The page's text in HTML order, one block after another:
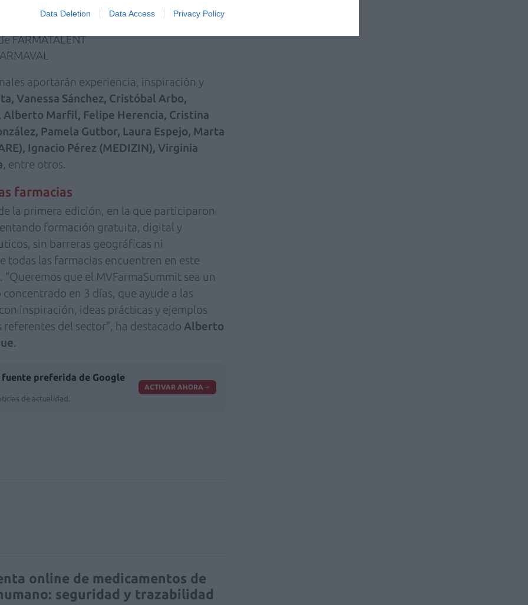
Data Deletion Data Access Privacy Policy
TU FARMACIA
FARMATALENT
aportarán experiencia, inspiración y
Vanessa Sánchez, Cristóbal Arbo,
Alberto Marfil, Felipe Herencia, Cristina
Pamela Gutbor, Laura Espejo, Marta
Ignacio Pérez (MEDIZIN), Virginia
, entre otros.
farmacias
la primera edición, en la que participaron
formación gratuita, digital y
sin barreras geográficas ni
todas las farmacias encuentren en este
que el MVFarmaSummit sea un
en 3 días, que ayude a las
inspiración, ideas prácticas y ejemplos
del sector”, ha destacado Alberto
.
fuente preferida de Google
de actualidad.
ACTIVAR AHORA
online de medicamentos de
seguridad y trazabilidad